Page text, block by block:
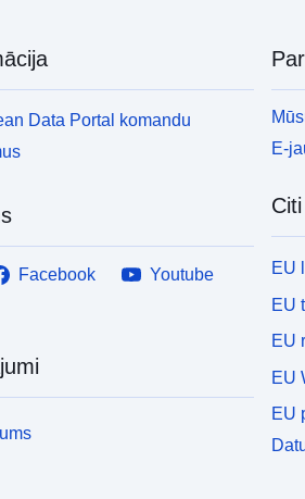
Data Portal komandu
Facebook
Youtube
E-
EU
EU
EU
EU
EU